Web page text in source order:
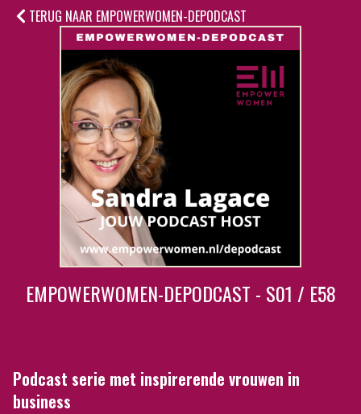
TERUG NAAR EMPOWERWOMEN-DEPODCAST
EMPOWERWOMEN-DEPODCAST - S01 / E58
Podcast serie met inspirerende vrouwen in
business